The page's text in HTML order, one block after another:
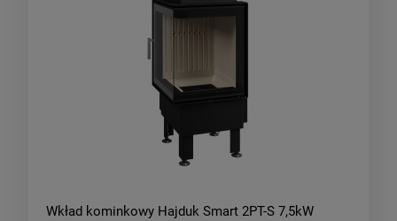
Wkład kominkowy Hajduk Smart 2PT-S 7,5kW